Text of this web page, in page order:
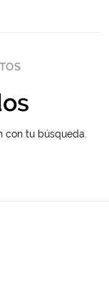
con tu búsqueda.